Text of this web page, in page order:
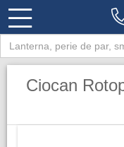
Ciocan